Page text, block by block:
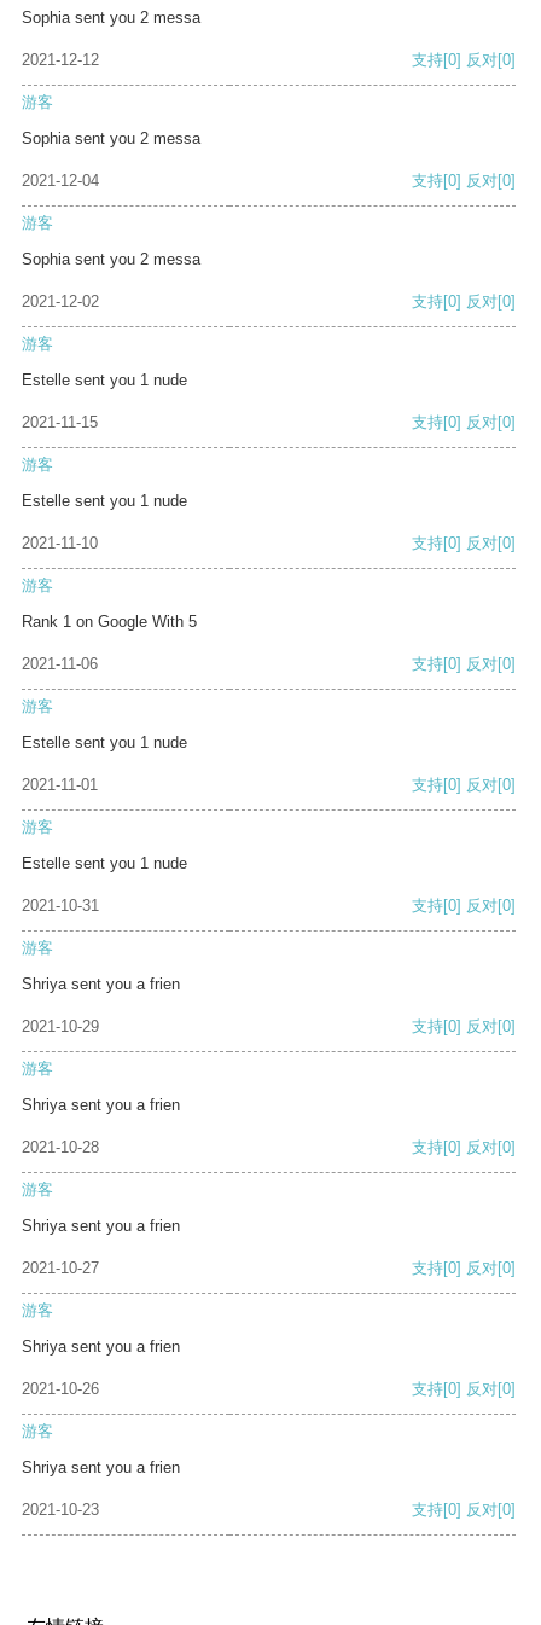
Sophia sent you 2 messa
2021-12-12 支持[0] 反对[0]
游客
Sophia sent you 2 messa
2021-12-04 支持[0] 反对[0]
游客
Sophia sent you 2 messa
2021-12-02 支持[0] 反对[0]
游客
Estelle sent you 1 nude
2021-11-15 支持[0] 反对[0]
游客
Estelle sent you 1 nude
2021-11-10 支持[0] 反对[0]
游客
Rank 1 on Google With 5
2021-11-06 支持[0] 反对[0]
游客
Estelle sent you 1 nude
2021-11-01 支持[0] 反对[0]
游客
Estelle sent you 1 nude
2021-10-31 支持[0] 反对[0]
游客
Shriya sent you a frien
2021-10-29 支持[0] 反对[0]
游客
Shriya sent you a frien
2021-10-28 支持[0] 反对[0]
游客
Shriya sent you a frien
2021-10-27 支持[0] 反对[0]
游客
Shriya sent you a frien
2021-10-26 支持[0] 反对[0]
游客
Shriya sent you a frien
2021-10-23 支持[0] 反对[0]